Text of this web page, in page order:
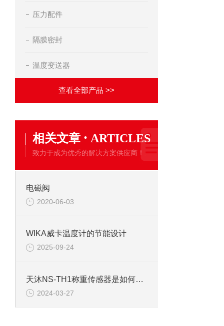
压力配件
隔膜密封
温度变送器
查看全部产品 >>
相关文章 · ARTICLES
致力于成为优秀的解决方案供应商！
电磁阀
2020-06-03
WIKA威卡温度计的节能设计
2025-09-24
天沐NS-TH1称重传感器是如何提升称重效率的
2024-03-27